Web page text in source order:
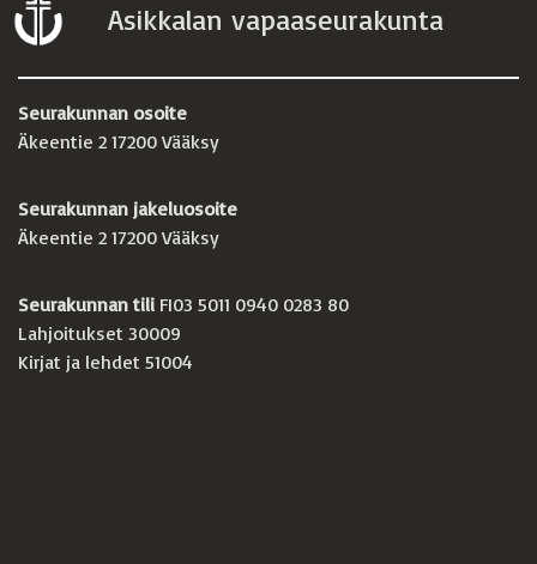
Asikkalan vapaaseurakunta
Seurakunnan osoite
Äkeentie 2 17200 Vääksy
Seurakunnan jakeluosoite
Äkeentie 2 17200 Vääksy
Seurakunnan tili FI03 5011 0940 0283 80
Lahjoitukset 30009
Kirjat ja lehdet 51004